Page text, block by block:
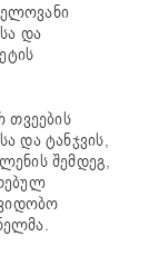
და
თვეების
და ტანჯვის,
შემდეგ,